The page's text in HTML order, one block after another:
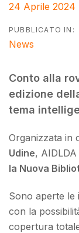
24 Aprile 2024
PUBBLICATO IN:
News
Conto alla
edizione
tema
Organizzata in
Udine,
la Nuova
Sono aperte le
con la
copertura